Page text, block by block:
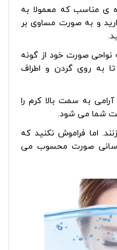
ی مناسب که معمولا به
و به صورت مساوی بر
نواحی صورت خود از گونه
تا به روی گردن و اطراف
به سمت بالا کرم را
شما می شود.
اما فراموش نکنید که
صورت محسوب می